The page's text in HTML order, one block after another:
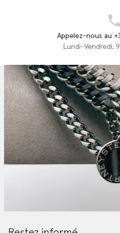
Appelez-nous au
Lundi-Vendredi,